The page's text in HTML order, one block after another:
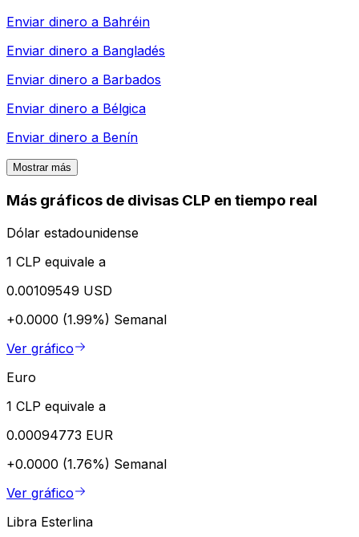
Enviar dinero a Bahréin
Enviar dinero a Bangladés
Enviar dinero a Barbados
Enviar dinero a Bélgica
Enviar dinero a Benín
Mostrar más
Más gráficos de divisas CLP en tiempo real
Dólar estadounidense
1 CLP equivale a
0.00109549 USD
+0.0000 (1.99%) Semanal
Ver gráfico
Euro
1 CLP equivale a
0.00094773 EUR
+0.0000 (1.76%) Semanal
Ver gráfico
Libra Esterlina